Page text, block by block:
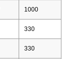
1000
330
330